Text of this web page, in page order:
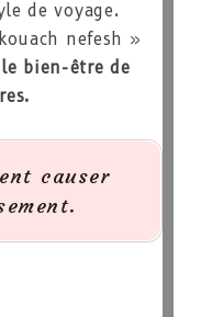
de voyage.
nefesh »
bien-être de
causer